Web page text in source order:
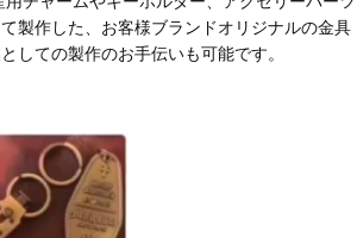
製作した、お客様ブランドオリジナルの金具
しての製作のお手伝いも可能です。